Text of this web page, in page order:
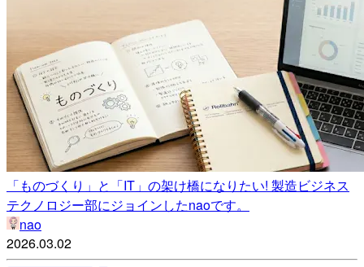
「ものづくり」と「IT」の架け橋になりたい! 製造ビジネス
テクノロジー部にジョインしたnaoです。
nao
2026.03.02